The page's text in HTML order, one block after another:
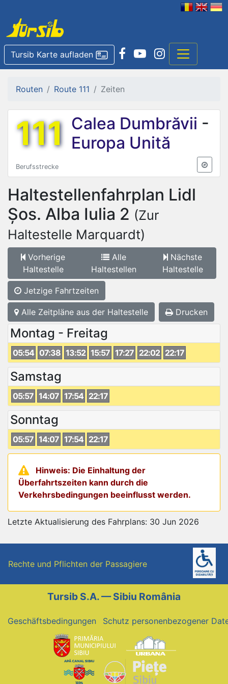
Tursib Karte aufladen
Routen Route 111 Zeiten
111 Calea Dumbrăvii -
Europa Unită
Berufsstrecke
Haltestellenfahrplan Lidl
Șos. Alba Iulia 2 (Zur
Haltestelle Marquardt)
Vorherige
Haltestelle
Alle
Haltestellen
Nächste
Haltestelle
Jetzige Fahrtzeiten
Alle Zeitpläne aus der Haltestelle Drucken
Montag - Freitag
05:54 07:38 13:52 15:57 17:27 22:02 22:17
Samstag
05:57 14:07 17:54 22:17
Sonntag
05:57 14:07 17:54 22:17
Hinweis: Die Einhaltung der
Überfahrtszeiten kann durch die
Verkehrsbedingungen beeinflusst werden.
Letzte Aktualisierung des Fahrplans: 30 Jun 2026
Rechte und Pflichten der Passagiere
Tursib S.A. — Sibiu România
Geschäftsbedingungen Schutz personenbezogener